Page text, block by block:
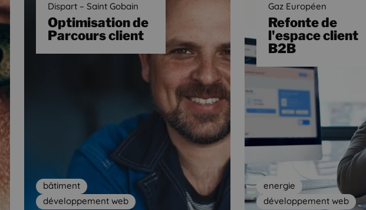
Dispart – Saint Gobain
Optimisation de
Parcours client
bâtiment
développement web
Gaz Européen
Refonte de
l'espace client
B2B
energie
développement web